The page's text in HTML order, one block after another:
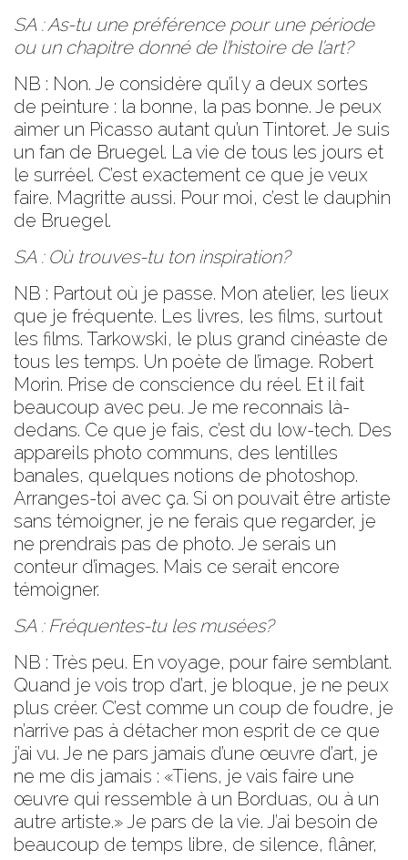
SA : As-tu une préférence pour une période
ou un chapitre donné de l’histoire de l’art?
NB : Non. Je considère qu’il y a deux sortes
de peinture : la bonne, la pas bonne. Je peux
aimer un Picasso autant qu’un Tintoret. Je suis
un fan de Bruegel. La vie de tous les jours et
le surréel. C’est exactement ce que je veux
faire. Magritte aussi. Pour moi, c’est le dauphin
de Bruegel.
SA : Où trouves-tu ton inspiration?
NB : Partout où je passe. Mon atelier, les lieux
que je fréquente. Les livres, les films, surtout
les films. Tarkowski, le plus grand cinéaste de
tous les temps. Un poète de l’image. Robert
Morin. Prise de conscience du réel. Et il fait
beaucoup avec peu. Je me reconnais là-
dedans. Ce que je fais, c’est du low-tech. Des
appareils photo communs, des lentilles
banales, quelques notions de photoshop.
Arranges-toi avec ça. Si on pouvait être artiste
sans témoigner, je ne ferais que regarder, je
ne prendrais pas de photo. Je serais un
conteur d’images. Mais ce serait encore
témoigner.
SA : Fréquentes-tu les musées?
NB : Très peu. En voyage, pour faire semblant.
Quand je vois trop d’art, je bloque, je ne peux
plus créer. C’est comme un coup de foudre, je
n’arrive pas à détacher mon esprit de ce que
j’ai vu. Je ne pars jamais d’une œuvre d’art, je
ne me dis jamais : «Tiens, je vais faire une
œuvre qui ressemble à un Borduas, ou à un
autre artiste.» Je pars de la vie. J’ai besoin de
beaucoup de temps libre, de silence, flâner,